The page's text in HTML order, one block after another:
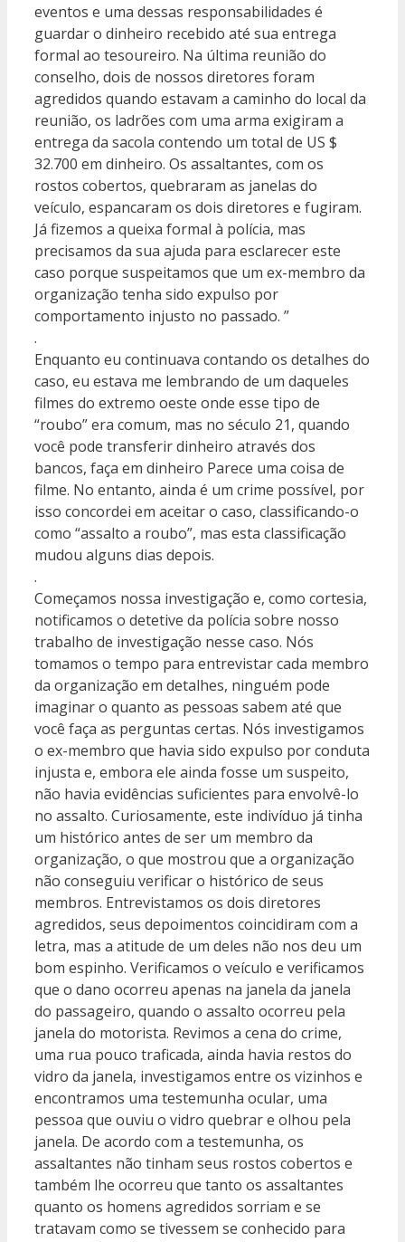
eventos e uma dessas responsabilidades é
guardar o dinheiro recebido até sua entrega
formal ao tesoureiro. Na última reunião do
conselho, dois de nossos diretores foram
agredidos quando estavam a caminho do local da
reunião, os ladrões com uma arma exigiram a
entrega da sacola contendo um total de US $
32.700 em dinheiro. Os assaltantes, com os
rostos cobertos, quebraram as janelas do
veículo, espancaram os dois diretores e fugiram.
Já fizemos a queixa formal à polícia, mas
precisamos da sua ajuda para esclarecer este
caso porque suspeitamos que um ex-membro da
organização tenha sido expulso por
comportamento injusto no passado. ”
.
Enquanto eu continuava contando os detalhes do
caso, eu estava me lembrando de um daqueles
filmes do extremo oeste onde esse tipo de
“roubo” era comum, mas no século 21, quando
você pode transferir dinheiro através dos
bancos, faça em dinheiro Parece uma coisa de
filme. No entanto, ainda é um crime possível, por
isso concordei em aceitar o caso, classificando-o
como “assalto a roubo”, mas esta classificação
mudou alguns dias depois.
.
Começamos nossa investigação e, como cortesia,
notificamos o detetive da polícia sobre nosso
trabalho de investigação nesse caso. Nós
tomamos o tempo para entrevistar cada membro
da organização em detalhes, ninguém pode
imaginar o quanto as pessoas sabem até que
você faça as perguntas certas. Nós investigamos
o ex-membro que havia sido expulso por conduta
injusta e, embora ele ainda fosse um suspeito,
não havia evidências suficientes para envolvê-lo
no assalto. Curiosamente, este indivíduo já tinha
um histórico antes de ser um membro da
organização, o que mostrou que a organização
não conseguiu verificar o histórico de seus
membros. Entrevistamos os dois diretores
agredidos, seus depoimentos coincidiram com a
letra, mas a atitude de um deles não nos deu um
bom espinho. Verificamos o veículo e verificamos
que o dano ocorreu apenas na janela da janela
do passageiro, quando o assalto ocorreu pela
janela do motorista. Revimos a cena do crime,
uma rua pouco traficada, ainda havia restos do
vidro da janela, investigamos entre os vizinhos e
encontramos uma testemunha ocular, uma
pessoa que ouviu o vidro quebrar e olhou pela
janela. De acordo com a testemunha, os
assaltantes não tinham seus rostos cobertos e
também lhe ocorreu que tanto os assaltantes
quanto os homens agredidos sorriam e se
tratavam como se tivessem se conhecido para